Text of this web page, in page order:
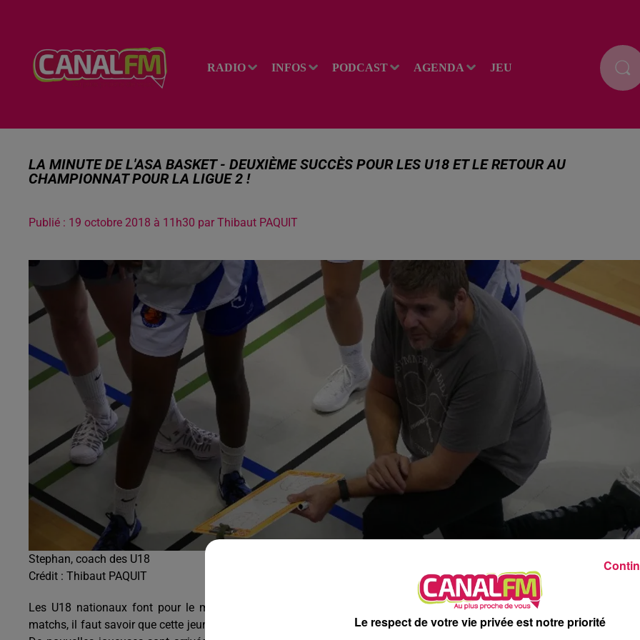
RADIO INFOS PODCAST AGENDA JEU
LA MINUTE DE L'ASA BASKET - DEUXIÈME SUCCÈS POUR LES U18 ET LE RETOUR AU
CHAMPIONNAT POUR LA LIGUE 2 !
Publié : 19 octobre 2018 à 11h30 par Thibaut PAQUIT
Stephan, coach des U18
Crédit : Thibaut PAQUIT
Les U18 nationaux font pour le moment un début de saison très convaincant. Si deux succès sont au compteur en
matchs, il faut savoir que cette jeune équipe avait dû attendre la phase retour l'an passé pour enfin remporter une
5h00 - 6h00
Le Before du Réveil de Canal FM !
6h00 - 9h00
Le réveil de Canal FM
Le respect de votre vie privée est notre priorité